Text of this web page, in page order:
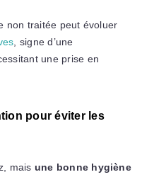
non traitée peut évoluer
, signe d’une
une prise en
pour éviter les
mais une bonne hygiène